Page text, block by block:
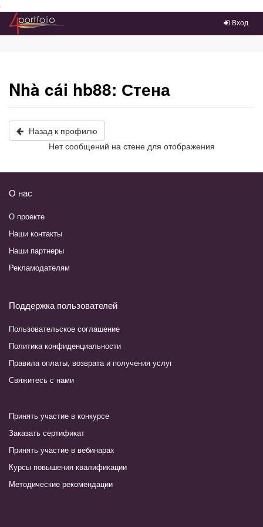
Преейти на главное меню
Вход
Nhà cái hb88: Стена
Назад к профилю
Нет сообщений на стене для отображения
О нас
О проекте
Наши контакты
Наши партнеры
Рекламодателям
Поддержка пользователей
Пользовательское соглашение
Политика конфиденциальности
Правила оплаты, возврата и получения услуг
Свяжитесь с нами
Принять участие в конкурсе
Заказать сертификат
Принять участие в вебинарах
Курсы повышения квалификации
Методические рекомендации